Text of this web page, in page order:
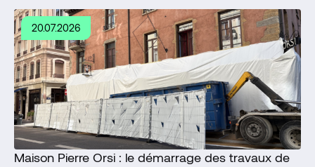
20.07.2026
Maison Pierre Orsi : le démarrage des travaux de